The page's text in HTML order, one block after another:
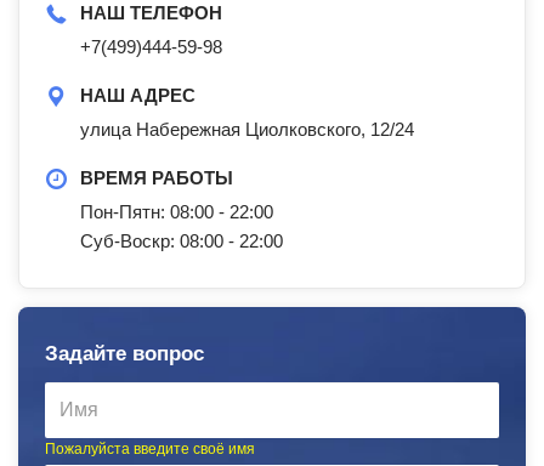
НАШ ТЕЛЕФОН
+7(499)444-59-98
НАШ АДРЕС
улица Набережная Циолковского, 12/24
ВРЕМЯ РАБОТЫ
Пон-Пятн: 08:00 - 22:00
Суб-Воскр: 08:00 - 22:00
Задайте вопрос
Пожалуйста введите своё имя